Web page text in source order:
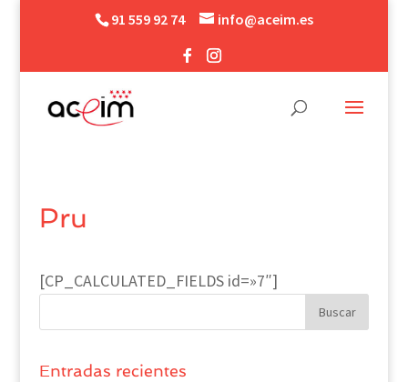
91 559 92 74 info@aceim.es
Pru
[CP_CALCULATED_FIELDS id=»7″]
Entradas recientes